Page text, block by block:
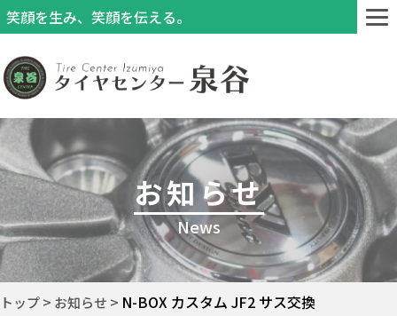
笑顔を生み、笑顔を伝える。
お知らせ
News
トップ お知らせ N-BOX カスタム JF2 サス交換